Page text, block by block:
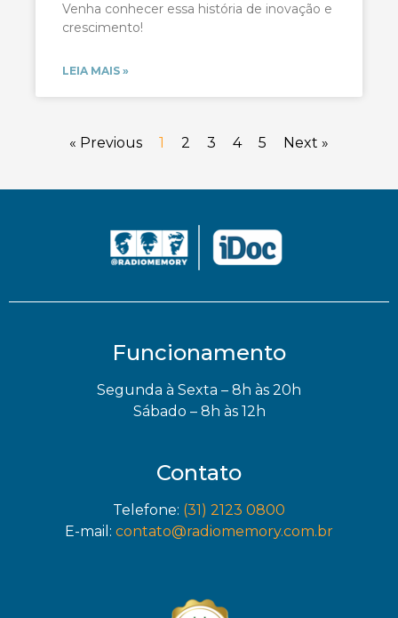
Venha conhecer essa história de inovação e
crescimento!
LEIA MAIS »
« Previous 1 2 3 4 5 Next »
Funcionamento
Segunda à Sexta – 8h às 20h
Sábado – 8h às 12h
Contato
Telefone: (31) 2123 0800
E-mail: contato@radiomemory.com.br